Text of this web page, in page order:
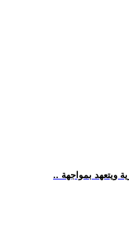
ويتعهد بمواجهة